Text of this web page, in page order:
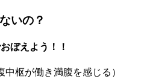
いの？
ぼえよう！！
枢が働き満腹を感じる）